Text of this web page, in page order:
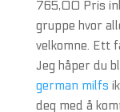
765,00 Pris
gruppe hvor
velkomne. Ett
Jeg håper du
german milfs
deg med å